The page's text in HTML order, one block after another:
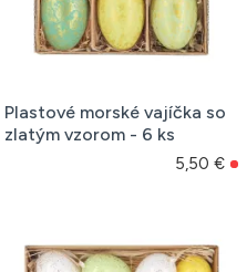
Plastové morské vajíčka so
zlatým vzorom - 6 ks
5,50 €